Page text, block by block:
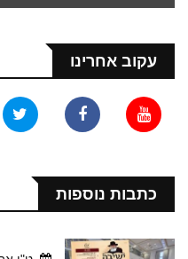
עקוב אחרינו
כתבות נוספות